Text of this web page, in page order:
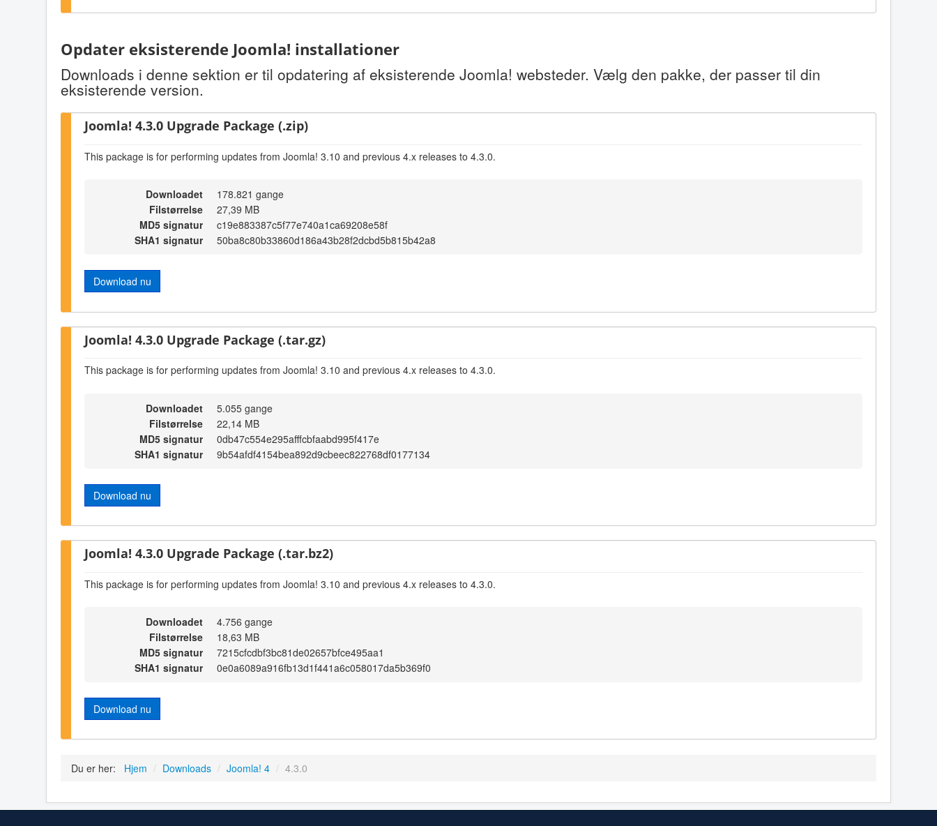
Opdater eksisterende Joomla! installationer
Downloads i denne sektion er til opdatering af eksisterende Joomla! websteder. Vælg den pakke, der passer til din
eksisterende version.
Joomla! 4.3.0 Upgrade Package (.zip)
This package is for performing updates from Joomla! 3.10 and previous 4.x releases to 4.3.0.
Downloadet
178.821 gange
Filstørrelse
27,39 MB
MD5 signatur
c19e883387c5f77e740a1ca69208e58f
SHA1 signatur
50ba8c80b33860d186a43b28f2dcbd5b815b42a8
Download nu
Joomla! 4.3.0 Upgrade Package (.tar.gz)
This package is for performing updates from Joomla! 3.10 and previous 4.x releases to 4.3.0.
Downloadet
5.055 gange
Filstørrelse
22,14 MB
MD5 signatur
0db47c554e295afffcbfaabd995f417e
SHA1 signatur
9b54afdf4154bea892d9cbeec822768df0177134
Download nu
Joomla! 4.3.0 Upgrade Package (.tar.bz2)
This package is for performing updates from Joomla! 3.10 and previous 4.x releases to 4.3.0.
Downloadet
4.756 gange
Filstørrelse
18,63 MB
MD5 signatur
7215cfcdbf3bc81de02657bfce495aa1
SHA1 signatur
0e0a6089a916fb13d1f441a6c058017da5b369f0
Download nu
Du er her: Hjem / Downloads / Joomla! 4 / 4.3.0